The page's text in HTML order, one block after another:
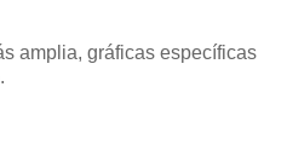
amplia, gráficas específicas